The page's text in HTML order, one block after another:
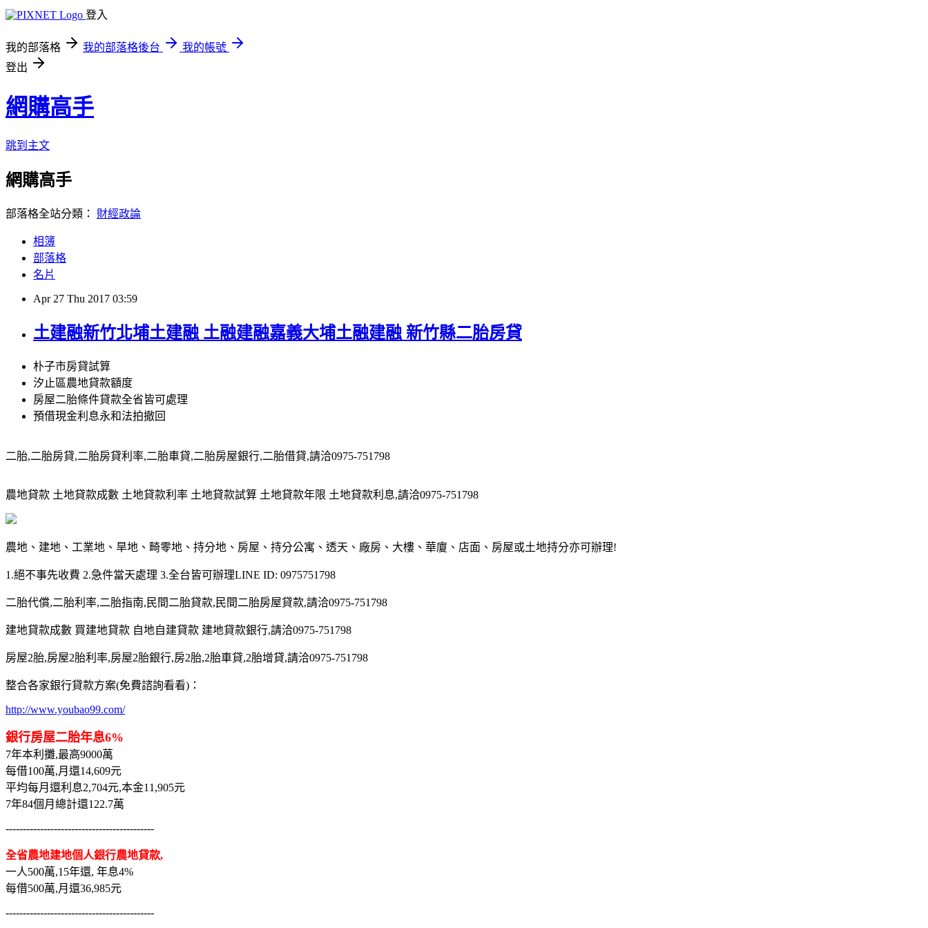
登入
我的部落格 我的部落格後台
我的帳號
登出
網購高手
跳到主文
網購高手
部落格全站分類： 財經政論
相簿
部落格
名片
Apr 27 Thu 2017 03:59
土建融新竹北埔土建融 土融建融嘉義大埔土融建融 新竹縣二胎房貸
朴子市房貸試算
汐止區農地貸款額度
房屋二胎條件貸款全省皆可處理
預借現金利息永和法拍撤回
二胎,二胎房貸,二胎房貸利率,二胎車貸,二胎房屋銀行,二胎借貸,請洽0975-751798
農地貸款 土地貸款成數 土地貸款利率 土地貸款試算 土地貸款年限 土地貸款利息,請洽0975-751798
農地、建地、工業地、旱地、畸零地、持分地、房屋、持分公寓、透天、廠房、大樓、華廈、店面、房屋或土地持分亦可辦理!
1.絕不事先收費 2.急件當天處理 3.全台皆可辦理LINE ID: 0975751798
二胎代償,二胎利率,二胎指南,民間二胎貸款,民間二胎房屋貸款,請洽0975-751798
建地貸款成數 買建地貸款 自地自建貸款 建地貸款銀行,請洽0975-751798
房屋2胎,房屋2胎利率,房屋2胎銀行,房2胎,2胎車貸,2胎增貸,請洽0975-751798
整合各家銀行貸款方案(免費諮詢看看)：
http://www.youbao99.com/
銀行房屋二胎年息6%
7年本利攤,最高9000萬
每借100萬,月還14,609元
平均每月還利息2,704元,本金11,905元
7年84個月總計還122.7萬
-------------------------------------------
全省農地建地個人銀行農地貸款,
一人500萬,15年還, 年息4%
每借500萬,月還36,985元
-------------------------------------------